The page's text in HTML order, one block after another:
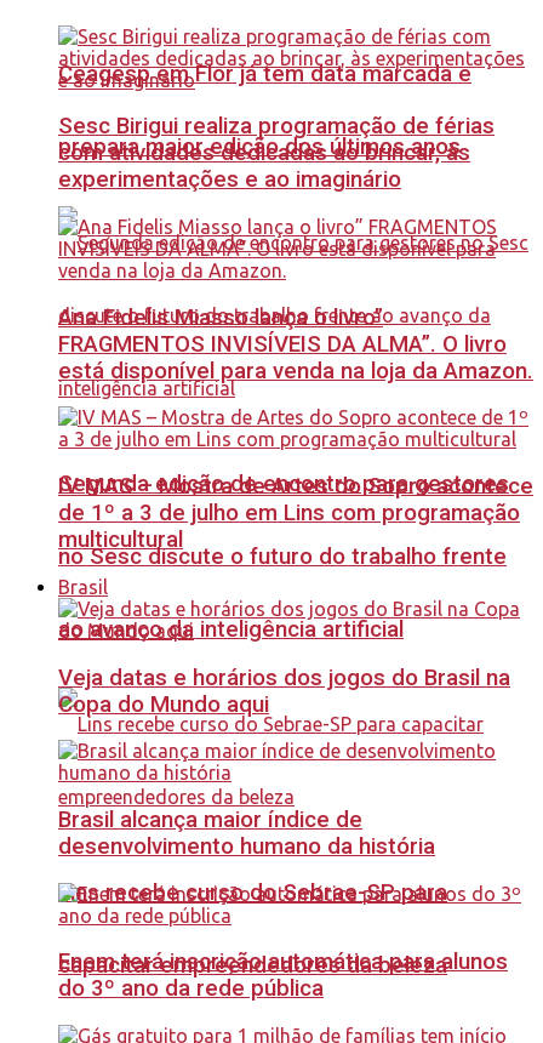
Ceagesp em Flor já tem data marcada e
prepara maior edição dos últimos anos
Segunda edição de encontro para gestores
no Sesc discute o futuro do trabalho frente
ao avanço da inteligência artificial
Lins recebe curso do Sebrae-SP para
capacitar empreendedores da beleza
Sesc Birigui realiza programação de férias
com atividades dedicadas ao brincar, às
experimentações e ao imaginário
Ana Fidelis Miasso lança o livro”
FRAGMENTOS INVISÍVEIS DA ALMA”. O livro
está disponível para venda na loja da Amazon.
IV MAS – Mostra de Artes do Sopro acontece
de 1º a 3 de julho em Lins com programação
multicultural
Brasil
Veja datas e horários dos jogos do Brasil na
Copa do Mundo aqui
Brasil alcança maior índice de
desenvolvimento humano da história
Enem terá inscrição automática para alunos
do 3º ano da rede pública